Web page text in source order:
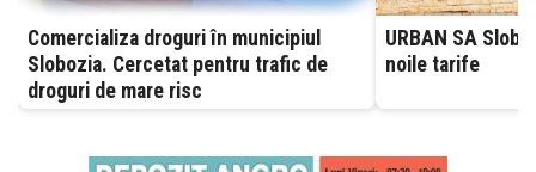
Comercializa droguri în municipiul
Slobozia. Cercetat pentru trafic de
droguri de mare risc
URBAN SA
noile tarife